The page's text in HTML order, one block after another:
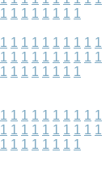
1 1 1 1 1 1 1 1
1 1 1 1 1 1 1 1 1 1
1 1 1 1 1 1 1 1 1 1
1 1 1 1 1 1 1 1
1 1 1 1 1 1 1 1 1 1
1 1 1 1 1 1 1 1 1 1
1 1 1 1 1 1 1 1